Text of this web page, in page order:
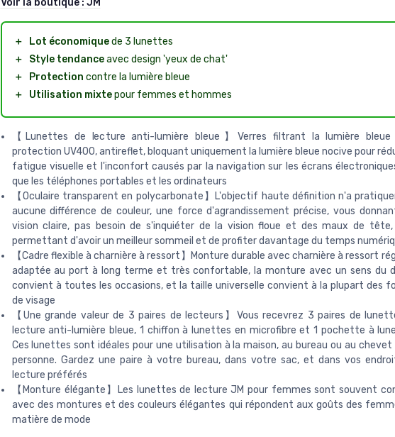
Voir la boutique : JM
＋ Lot économiquede 3 lunettes
＋
Style tendanceavec design 'yeux de chat'
＋
Protection contre la lumière bleue
＋
Utilisation mixtepour femmes et hommes
【Lunettes de lecture anti-lumière bleue】Verres filtrant la lumière bleue
protection UV400, antireflet, bloquant uniquement la lumière bleue nocive pour
fatigue visuelle et l'inconfort causés par la navigation sur les écrans
que les téléphones portables et les ordinateurs
【Oculaire transparent en polycarbonate】L'objectif haute définition n'a
aucune différence de couleur, une force d'agrandissement précise, vous
vision claire, pas besoin de s'inquiéter de la vision floue et des maux de tête,
permettant d'avoir un meilleur sommeil et de profiter davantage du temps
【Cadre flexible à charnière à ressort】Monture durable avec charnière à ressort
adaptée au port à long terme et très confortable, la monture avec un sens du
convient à toutes les occasions, et la taille universelle convient à la plupart des
de visage
【Une grande valeur de 3 paires de lecteurs】Vous recevrez 3 paires de
lecture anti-lumière bleue, 1 chiffon à lunettes en microfibre et 1 pochette à
Ces lunettes sont idéales pour une utilisation à la maison, au bureau ou au chevet
personne. Gardez une paire à votre bureau, dans votre sac, et dans vos
lecture préférés
【Monture élégante】Les lunettes de lecture JM pour femmes sont souvent
avec des montures et des couleurs élégantes qui répondent aux goûts des
matière de mode